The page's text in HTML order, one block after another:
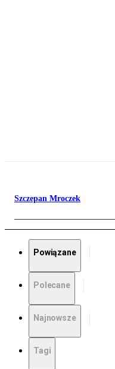
Szczepan Mroczek
Powiązane
Polecane
Najnowsze
Tagi